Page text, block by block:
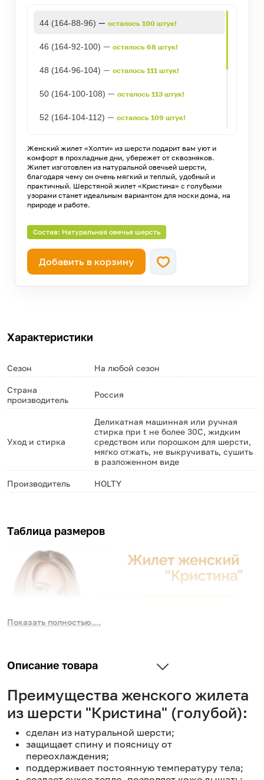
44 (164-88-96) — осталось 100 штук!
46 (164-92-100) — осталось 68 штук!
48 (164-96-104) — осталось 111 штук!
50 (164-100-108) — осталось 113 штук!
52 (164-104-112) — осталось 109 штук!
56 (164-112-120)— осталось 128 штук!
58 (164-116-124)—осталось 104 штуки!
60 (164-120-128)
62 (164-124-132)—осталось 26 штук!
Женский жилет «Холти» из шерсти подарит вам уют и
комфорт в прохладные дни, убережет от сквозняков.
Жилет изготовлен из натуральной овечьей шерсти,
благодаря чему он очень мягкий и теплый, удобный и
практичный. Шерстяной жилет «Кристина» с голубыми
узорами станет идеальным вариантом для носки дома, на
природе и работе.
Состав: Натуральная овечья шерсть
Добавить в корзину
Характеристики
Сезон На любой сезон
Страна
производитель
Россия
Уход и стирка
Деликатная машинная или ручная
стирка при t не более 30С, жидким
средством или порошком для шерсти,
мягко отжать, не выкручивать, сушить
в разложенном виде
Производитель HOLTY
Таблица размеров
Показать полностью....
Описание товара
Преимущества женского жилета
из шерсти "Кристина" (голубой):
сделан из натуральной шерсти;
защищает спину и поясницу от
переохлаждения;
поддерживает постоянную температуру тела;